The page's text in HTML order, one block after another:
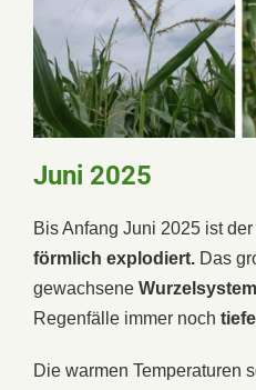
Juni 2025
Bis Anfang Juni 2025 ist der
förmlich explodiert. Das
gewachsene Wurzelsystem
Regenfälle immer noch
Die warmen Temperaturen